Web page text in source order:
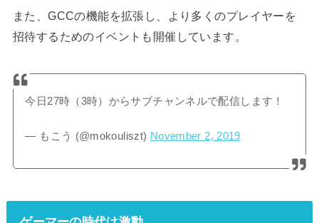
また、GCCの機能を拡張し、より多くのプレイヤーを
招待するためのイベントも開催しています。
今日27時（3時）からサブチャンネルで配信します！
— もこう (@mokouliszt) November 2, 2019